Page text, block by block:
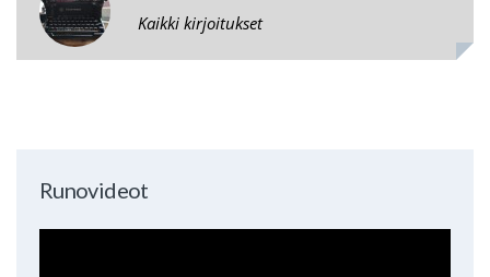
Kaikki kirjoitukset
Runovideot